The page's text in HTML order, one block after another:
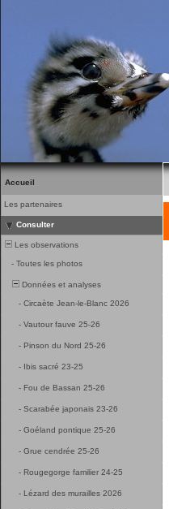
Accueil
Les partenaires
Consulter
Les observations
- Toutes les photos
Données et analyses
- Circaète Jean-le-Blanc 2026
- Vautour fauve 25-26
- Pinson du Nord 25-26
- Ibis sacré 23-25
- Fou de Bassan 25-26
- Scarabée japonais 23-26
- Goéland pontique 25-26
- Grue cendrée 25-26
- Rougegorge familier 24-25
- Lézard des murailles 2026